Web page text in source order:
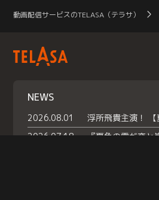
動画配信サービスのTELASA（テラサ）
NEWS
2026.08.01
2026.07.18